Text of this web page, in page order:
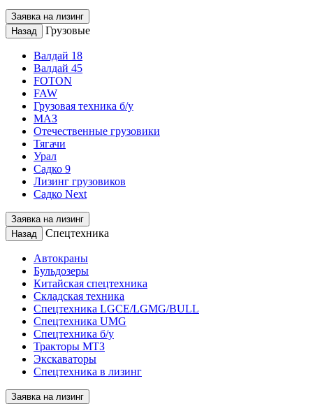
Заявка на лизинг
Назад
Грузовые
Валдай 18
Валдай 45
FOTON
FAW
Грузовая техника б/у
МАЗ
Отечественные грузовики
Тягачи
Урал
Садко 9
Лизинг грузовиков
Садко Next
Заявка на лизинг
Назад
Спецтехника
Автокраны
Бульдозеры
Китайская спецтехника
Складская техника
Спецтехника LGCE/LGMG/BULL
Спецтехника UMG
Спецтехника б/у
Тракторы МТЗ
Экскаваторы
Спецтехника в лизинг
Заявка на лизинг